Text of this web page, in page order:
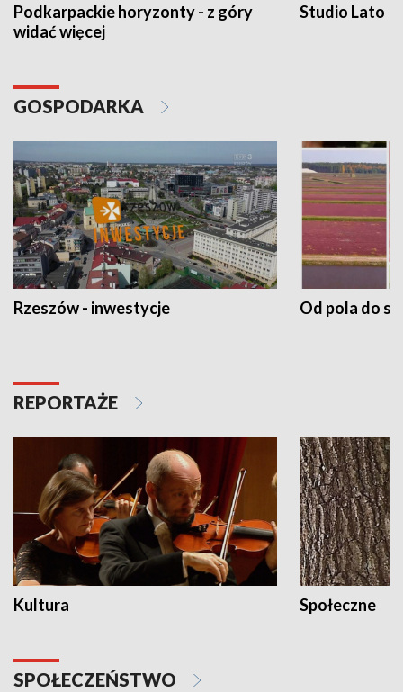
Podkarpackie horyzonty - z góry
widać więcej
Studio Lato
GOSPODARKA
Rzeszów - inwestycje Od pola do
REPORTAŻE
Kultura Społeczne
SPOŁECZEŃSTWO